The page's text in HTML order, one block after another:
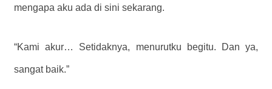
mengapa aku ada di sini sekarang.
“Kami akur… Setidaknya, menurutku begitu. Dan ya,
sangat baik.”